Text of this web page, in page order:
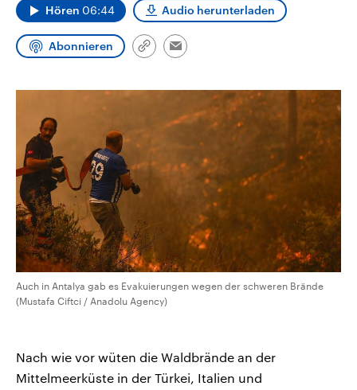
Hören 06:44 Audio herunterladen
Abonnieren
Link
Email
Auch in Antalya gab es Evakuierungen wegen der schweren Brände
(Mustafa Ciftci / Anadolu Agency)
Nach wie vor wüten die Waldbrände an der
Mittelmeerküste in der Türkei, Italien und